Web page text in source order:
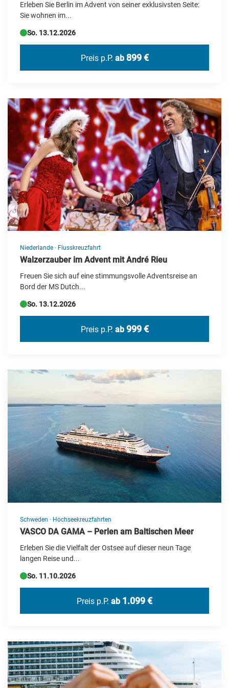
Portugal
Rumänien
Schweiz
Simbabwe
Slowakei
Spanien
Tschechien
Türkei
USA
Ungarn
Ägypten
Österreich
Erleben Sie Berlin im Advent von seiner exklusivsten Seite:
Sie wohnen im...
So. 13.12.2026
Preis p.P. ab 899 €
Niederlande · Flusskreuzfahrt
Walzerzauber im Advent mit André Rieu
Freuen Sie sich auf eine stimmungsvolle Adventsreise an
Bord der MS Dutch...
So. 13.12.2026
Preis p.P. ab 999 €
Schweden · Hochseekreuzfahrten
VASCO DA GAMA – Perlen am Baltischen Meer
Erleben Sie die Vielfalt der Ostsee auf dieser neun Tage
langen Reise und...
So. 11.10.2026
Preis p.P. ab 1.099 €